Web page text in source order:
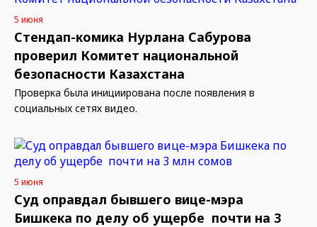
5 июня
Стендап-комика Нурлана Сабурова
проверил Комитет национальной
безопасности Казахстана
Проверка была инициирована после появления в
социальных сетях видео.
5 июня
Суд оправдал бывшего вице-мэра
Бишкека по делу об ущербе почти на 3